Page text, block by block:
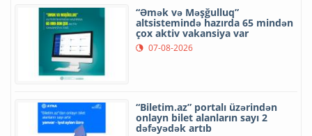
“Əmək və Məşğulluq”
altsistemində hazırda 65 mindən
çox aktiv vakansiya var
07-08-2026
“Biletim.az” portalı üzərindən
onlayn bilet alanların sayı 2
dəfəyədək artıb